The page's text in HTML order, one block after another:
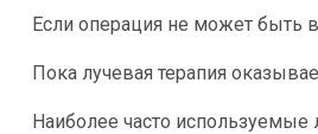
Если операция не может быть
Пока лучевая терапия
Наиболее часто используемые